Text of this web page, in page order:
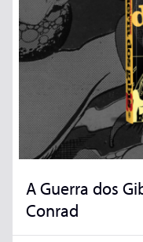
A Guerra dos
Conrad